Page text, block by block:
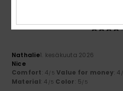
Nathalie1. kesäkuuta 2026
Nice
Comfort: 4/5 Value for money: 4
Material: 4 /5 Color: 5/5